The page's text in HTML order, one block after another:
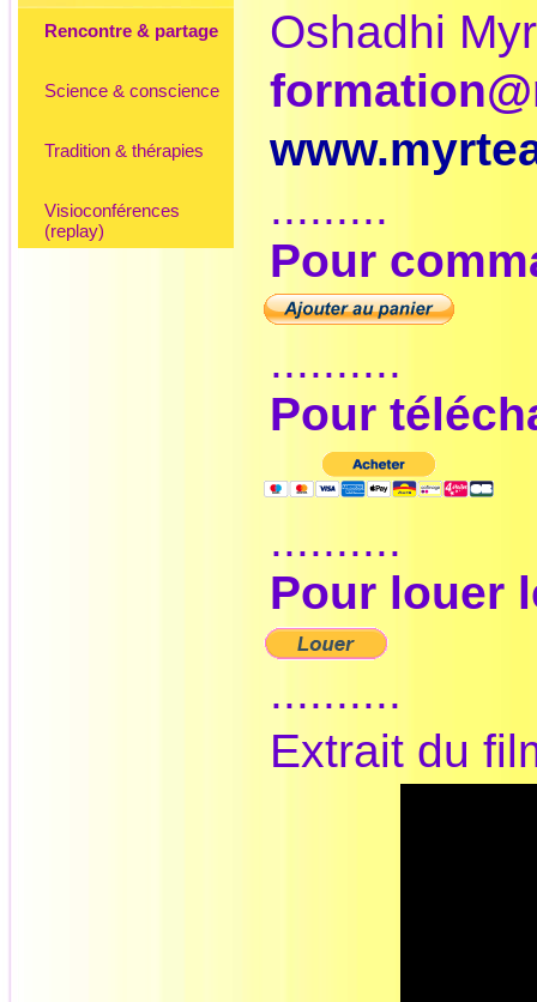
Rencontre & partage
Science & conscience
Tradition & thérapies
Visioconférences
(replay)
Oshadhi
.........
Pour
..........
Pour
..........
Pour louer
..........
Extrait du